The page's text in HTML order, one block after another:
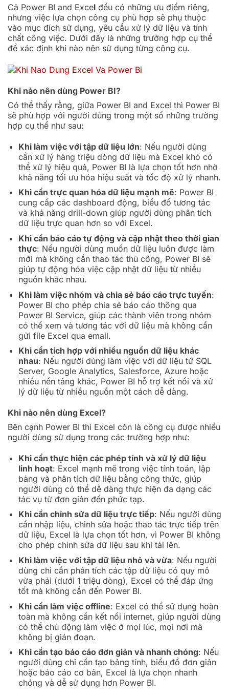
Cả Power BI and Excel đều có những ưu điểm riêng,
nhưng việc lựa chọn công cụ phù hợp sẽ phụ thuộc
vào mục đích sử dụng, yêu cầu xử lý dữ liệu và tính
chất công việc. Dưới đây là những trường hợp cụ thể
để xác định khi nào nên sử dụng từng công cụ.
Khi nào nên dùng Power BI?
Có thể thấy rằng, giữa Power BI and Excel thì Power BI
sẽ phù hợp với người dùng trong một số những trường
hợp cụ thể như sau:
Khi làm việc với tập dữ liệu lớn: Nếu người dùng
cần xử lý hàng triệu dòng dữ liệu mà Excel khó có
thể xử lý hiệu quả, Power BI là lựa chọn tốt hơn nhờ
khả năng tối ưu hóa hiệu suất và tốc độ xử lý nhanh.
Khi cần trực quan hóa dữ liệu mạnh mẽ: Power BI
cung cấp các dashboard động, biểu đồ tương tác
và khả năng drill-down giúp người dùng phân tích
dữ liệu trực quan hơn so với Excel.
Khi cần báo cáo tự động và cập nhật theo thời gian
thực: Nếu người dùng muốn dữ liệu luôn được làm
mới mà không cần thao tác thủ công, Power BI sẽ
giúp tự động hóa việc cập nhật dữ liệu từ nhiều
nguồn khác nhau.
Khi làm việc nhóm và chia sẻ báo cáo trực tuyến:
Power BI cho phép chia sẻ báo cáo thông qua
Power BI Service, giúp các thành viên trong nhóm
có thể xem và tương tác với dữ liệu mà không cần
gửi file Excel qua email.
Khi cần tích hợp với nhiều nguồn dữ liệu khác
nhau: Nếu người dùng làm việc với dữ liệu từ SQL
Server, Google Analytics, Salesforce, Azure hoặc
nhiều nền tảng khác, Power BI hỗ trợ kết nối và xử
lý dữ liệu từ nhiều nguồn một cách dễ dàng.
Khi nào nên dùng Excel?
Bên cạnh Power BI thì Excel còn là công cụ được nhiều
người dùng sử dụng trong các trường hợp như:
Khi cần thực hiện các phép tính và xử lý dữ liệu
linh hoạt: Excel mạnh mẽ trong việc tính toán, lập
bảng và phân tích dữ liệu bằng công thức, giúp
người dùng có thể dễ dàng thực hiện đa dạng các
tác vụ từ đơn giản đến phức tạp.
Khi cần chỉnh sửa dữ liệu trực tiếp: Nếu người dùng
cần nhập liệu, chỉnh sửa hoặc thao tác trực tiếp trên
dữ liệu, Excel là lựa chọn tốt hơn, vì Power BI không
cho phép chỉnh sửa dữ liệu sau khi tải lên.
Khi làm việc với tập dữ liệu nhỏ và vừa: Nếu người
dùng chỉ cần phân tích các tập dữ liệu có quy mô
vừa phải (dưới 1 triệu dòng), Excel có thể đáp ứng
tốt mà không cần đến Power BI.
Khi cần làm việc offline: Excel có thể sử dụng hoàn
toàn mà không cần kết nối internet, giúp người dùng
có thể chủ động làm việc ở mọi lúc, mọi nơi mà
không bị gián đoạn.
Khi cần tạo báo cáo đơn giản và nhanh chóng: Nếu
người dùng chỉ cần tạo bảng tính, biểu đồ đơn giản
hoặc báo cáo cơ bản, Excel là lựa chọn nhanh
chóng và dễ sử dụng hơn Power BI.